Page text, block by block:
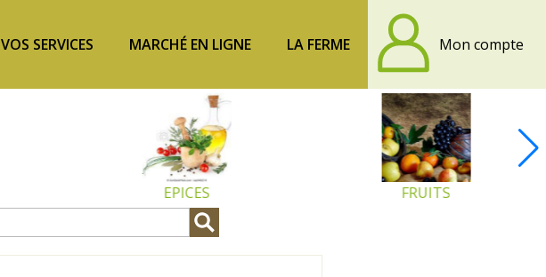
VOS SERVICES MARCHÉ EN LIGNE LA FERME Mon compte
EPICES FRUITS